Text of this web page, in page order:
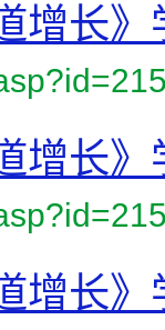
增长
增长
增长